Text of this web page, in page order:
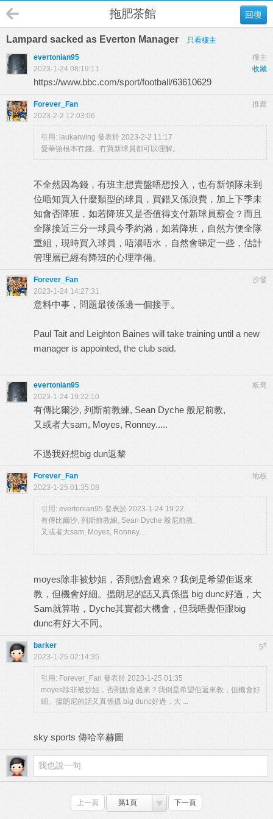
回復
拖肥茶館
Lampard sacked as Everton Manager
只看樓主
樓主
evertonian95
收藏
2023-1-24 08:19:11
https://www.bbc.com/sport/football/63610629
推薦
Forever_Fan
2023-2-2 12:03:06
引用: laukarwing 發表於 2023-2-2 11:17
愛華頓根本冇錢。冇買新球員都可以理解。
不全然因為錢，有班主想賣盤唔想投入，也有新領隊未到
位唔知買入什麼類型的球員，買錯又係浪費，加上下季未
知會否降班，如若降班又是否值得支付新球員薪金？而且
全隊接近三分一球員今季約滿，如若降班，自然方便全隊
重組，現時買入球員，唔湯唔水，自然會睇定一些，估計
管理層已經有降班的心理準備。
沙發
Forever_Fan
2023-1-24 14:27:31
意料中事，問題最後係邊一個接手。
Paul Tait and Leighton Baines will take training until a new
manager is appointed, the club said.
板凳
evertonian95
2023-1-24 19:22:10
有傳比爾沙, 列斯前教練, Sean Dyche 般尼前教,
又或者大sam, Moyes, Ronney.....
不過我好想big dun返黎
地板
Forever_Fan
2023-1-25 01:35:08
引用: evertonian95 發表於 2023-1-24 19:22
有傳比爾沙, 列斯前教練, Sean Dyche 般尼前教,
又或者大sam, Moyes, Ronney.....
moyes除非被炒姐，否則點會過來？我倒是希望佢返來
教，但機會好細。搵朗尼的話又真係搵 big dunc好過，大
Sam就算啦，Dyche其實都大機會，但我唔覺佢跟big
dunc有好大不同。
5#
barker
2023-1-25 02:14:35
引用: Forever_Fan 發表於 2023-1-25 01:35
moyes除非被炒姐，否則點會過來？我倒是希望佢返來教，但機會好
細。搵朗尼的話又真係搵 big dunc好過，大 ...
sky sports 傳哈辛赫圖
上一頁 第1頁 下一頁